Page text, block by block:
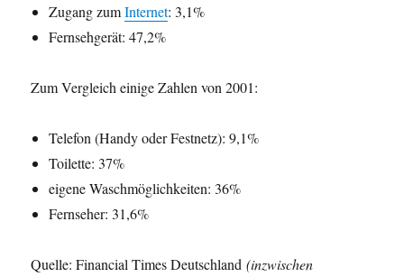
Zugang zumInternet: 3,1%
Fernsehgerät: 47,2%
Zum Vergleich einige Zahlen von 2001:
Telefon (Handy oder Festnetz): 9,1%
Toilette: 37%
eigene Waschmöglichkeiten: 36%
Fernseher: 31,6%
Quelle: Financial Times Deutschland(inzwischen